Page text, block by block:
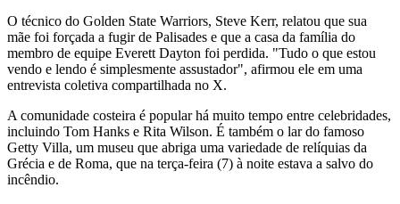
O técnico do Golden State Warriors, Steve Kerr, relatou que sua
mãe foi forçada a fugir de Palisades e que a casa da família do
membro de equipe Everett Dayton foi perdida. "Tudo o que estou
vendo e lendo é simplesmente assustador", afirmou ele em uma
entrevista coletiva compartilhada no X.
A comunidade costeira é popular há muito tempo entre celebridades,
incluindo Tom Hanks e Rita Wilson. É também o lar do famoso
Getty Villa, um museu que abriga uma variedade de relíquias da
Grécia e de Roma, que na terça-feira (7) à noite estava a salvo do
incêndio.